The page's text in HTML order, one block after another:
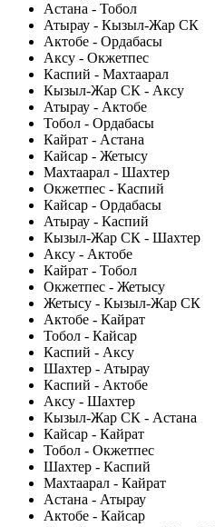
Астана - Тобол
Атырау - Кызыл-Жар СК
Актобе - Ордабасы
Аксу - Окжетпес
Каспий - Махтаарал
Кызыл-Жар СК - Аксу
Атырау - Актобе
Тобол - Ордабасы
Кайрат - Астана
Кайсар - Жетысу
Махтаарал - Шахтер
Окжетпес - Каспий
Кайсар - Ордабасы
Атырау - Каспий
Кызыл-Жар СК - Шахтер
Аксу - Актобе
Кайрат - Тобол
Окжетпес - Жетысу
Жетысу - Кызыл-Жар СК
Актобе - Кайрат
Тобол - Кайсар
Каспий - Аксу
Шахтер - Атырау
Каспий - Актобе
Аксу - Шахтер
Кызыл-Жар СК - Астана
Кайсар - Кайрат
Тобол - Окжетпес
Шахтер - Каспий
Махтаарал - Кайрат
Астана - Атырау
Актобе - Кайсар